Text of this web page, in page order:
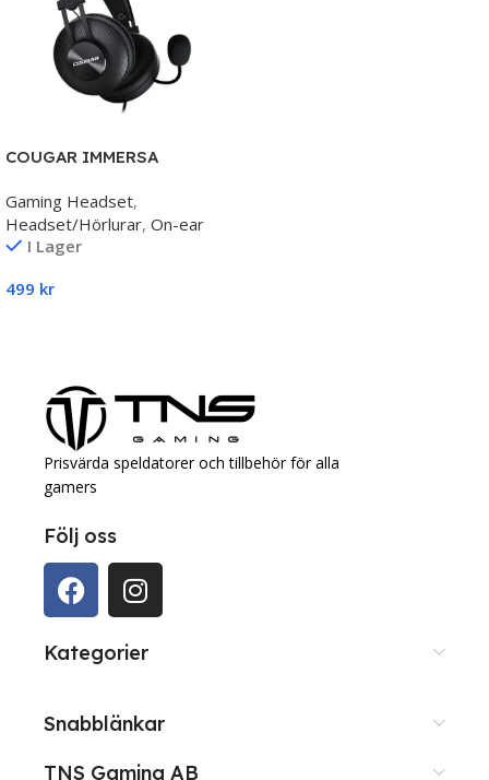
COUGAR IMMERSA
Headset
Gaming Headset,
Headset/Hörlurar, On-ear
I Lager
499 kr
Prisvärda speldatorer och tillbehör för alla
gamers
Följ oss
Kategorier
Snabblänkar
TNS Gaming AB